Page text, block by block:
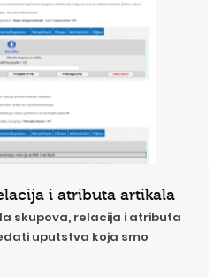
i atributa artikala
skupova, relacija i atributa
uputstva koja smo